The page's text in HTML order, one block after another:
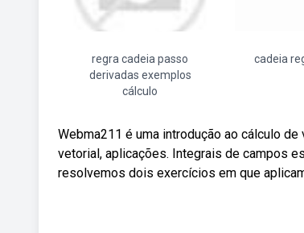
regra cadeia passo
derivadas exemplos
cálculo
cadeia
Webma211 é uma introdução ao cálculo
vetorial, aplicações. Integrais de campos
resolvemos dois exercícios em que